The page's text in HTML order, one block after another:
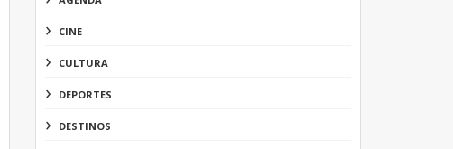
CINE
CULTURA
DEPORTES
DESTINOS